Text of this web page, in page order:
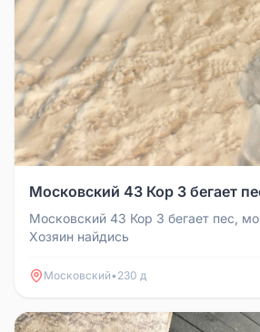
Московский 43 Кор 3 бегает
Московский 43 Кор 3 бегает пес,
Хозяин найдись
Московский• 230 д